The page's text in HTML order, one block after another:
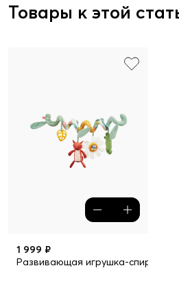
Товары к этой
1 999 ₽
Развивающая игрушка-спираль